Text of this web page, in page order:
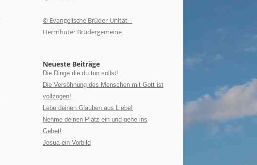
© Evangelische Brüder-Unität –
Herrnhuter Brüdergemeine
Neueste Beiträge
Die Dinge die du tun sollst!
Die Versöhnung des Menschen mit Gott ist
vollzogen!
Lebe deinen Glauben aus Liebe!
Nehme deinen Platz ein und gehe ins
Gebet!
Josua-ein Vorbild